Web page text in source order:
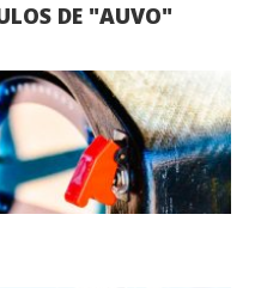
DE "AUVO"